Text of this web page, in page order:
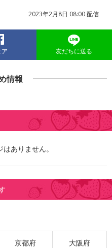
2023年2月8日 08:00 配信
友だちに送る
情報
ありません。
京都府 大阪府